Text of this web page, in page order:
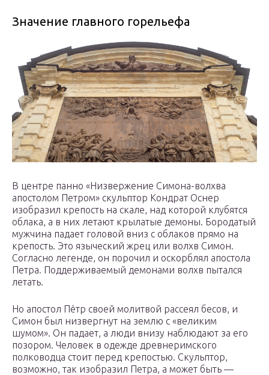
Значение главного горельефа
В центре панно «Низвержение Симона-волхва
апостолом Петром» скульптор Кондрат Оснер
изобразил крепость на скале, над которой клубятся
облака, а в них летают крылатые демоны. Бородатый
мужчина падает головой вниз с облаков прямо на
крепость. Это языческий жрец или волхв Симон.
Согласно легенде, он порочил и оскорблял апостола
Петра. Поддерживаемый демонами волхв пытался
летать.
Но апостол Пётр своей молитвой рассеял бесов, и
Симон был низвергнут на землю с «великим
шумом». Он падает, а люди внизу наблюдают за его
позором. Человек в одежде древнеримского
полководца стоит перед крепостью. Скульптор,
возможно, так изобразил Петра, а может быть —